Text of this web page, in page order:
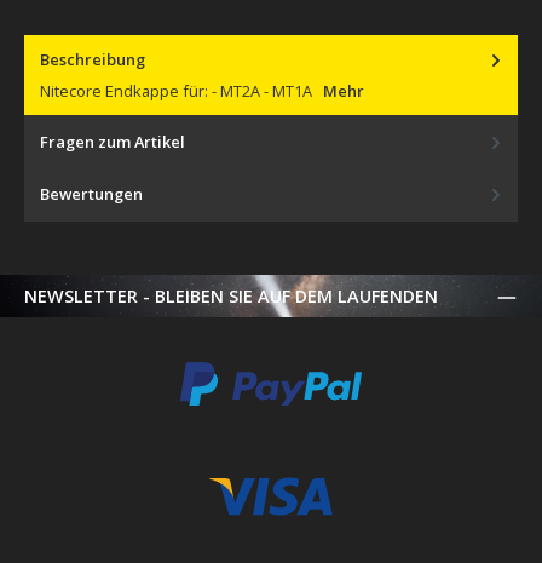
Beschreibung
Nitecore Endkappe für: - MT2A - MT1A Mehr
Fragen zum Artikel
Bewertungen
NEWSLETTER - BLEIBEN SIE AUF DEM LAUFENDEN